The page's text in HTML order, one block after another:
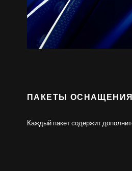
ПАКЕТЫ ОСНАЩЕНИЯ
Каждый пакет содержит